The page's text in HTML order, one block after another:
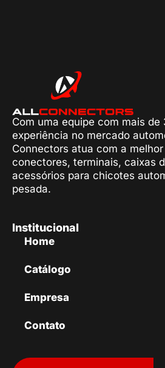
Com uma equipe com mais de
experiência no mercado
Connectors atua com a
conectores, terminais, caixas
acessórios para chicotes
pesada.
Institucional
Home
Catálogo
Empresa
Contato